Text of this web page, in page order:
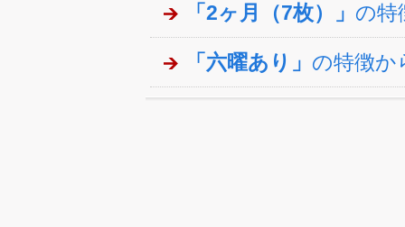
「2ヶ月（7枚）」 の特
「六曜あり」 の特徴か